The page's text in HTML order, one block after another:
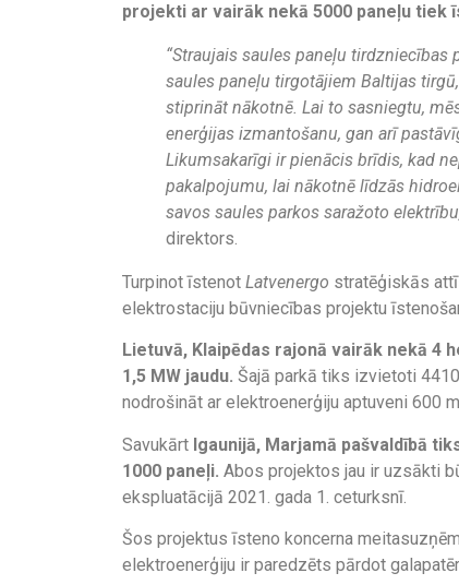
projekti ar vairāk nekā 5000 paneļu tiek
“Straujais saules paneļu
saules paneļu tirgotājiem Baltijas
stiprināt nākotnē. Lai to sasniegtu,
enerģijas izmantošanu, gan arī
Likumsakarīgi ir pienācis brīdis, kad
pakalpojumu, lai nākotnē līdzās
savos saules parkos saražoto
direktors.
Turpinot īstenot Latvenergo stratēģiskās
elektrostaciju būvniecības projektu
Lietuvā, Klaipēdas rajonā vairāk nekā
1,5 MW jaudu. Šajā parkā tiks izvietoti
nodrošināt ar elektroenerģiju aptuveni 600
Savukārt Igaunijā, Marjamā pašvaldībā
1000 paneļi. Abos projektos jau ir uzsākti
ekspluatācijā 2021. gada 1. ceturksnī.
Šos projektus īsteno koncerna
elektroenerģiju ir paredzēts pārdot